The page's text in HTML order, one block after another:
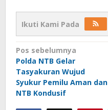
Ikuti Kami Pada
Navigasi
pos
Pos sebelumnya
Polda NTB Gelar
Tasyakuran Wujud
Syukur Pemilu Aman dan
NTB Kondusif